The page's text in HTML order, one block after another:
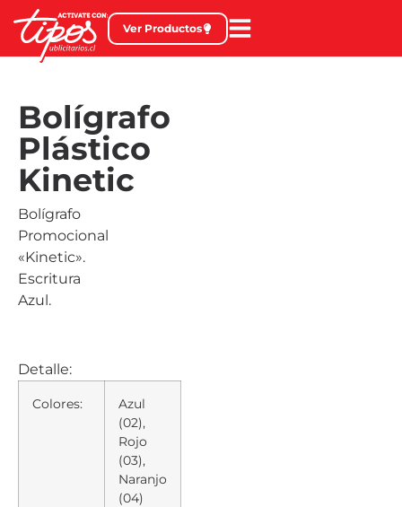
Ver Productos
Bolígrafo
Plástico
Kinetic
Bolígrafo
Promocional
«Kinetic».
Escritura
Azul.
Detalle:
Colores:
Azul
(02),
Rojo
(03),
Naranjo
(04)